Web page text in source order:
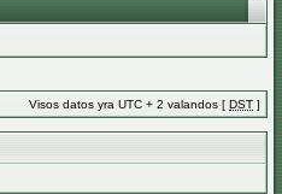
Visos datos yra UTC + 2 valandos [ DST ]